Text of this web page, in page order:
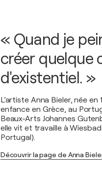
« Quand je
créer quelque
d'existentiel. »
L’artiste Anna Bieler, née
enfance en Grèce, au
Beaux-Arts Johannes
elle vit et travaille à
Portugal).
Découvrir la page de Anna